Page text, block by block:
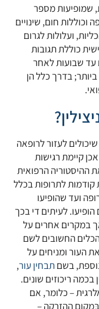
שמופיעות מספר
חום, שינויים
ועלולות לגרום
כוללת תגובות
עד שבועות לאחר
בדרך כלל הן
לעזור לרופאה
קיימת רגישות
ההיסטוריה הרפואית
לתרופות בכלל
ועד שהופיעו
לעיתים די בכך
במקרים אחרים על
החשובים לשם
העור ומניחים על
בשםתבחין עור,
בכמה ריכוזים שונים.
– כלומר, אם
ההזרקה –